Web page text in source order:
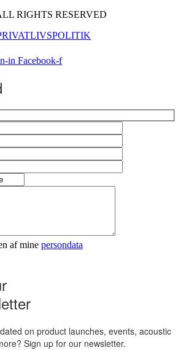
RIGHTS RESERVED
in Facebook-f
af mine persondata
on product launches, events, acoustic
Sign up for our newsletter.